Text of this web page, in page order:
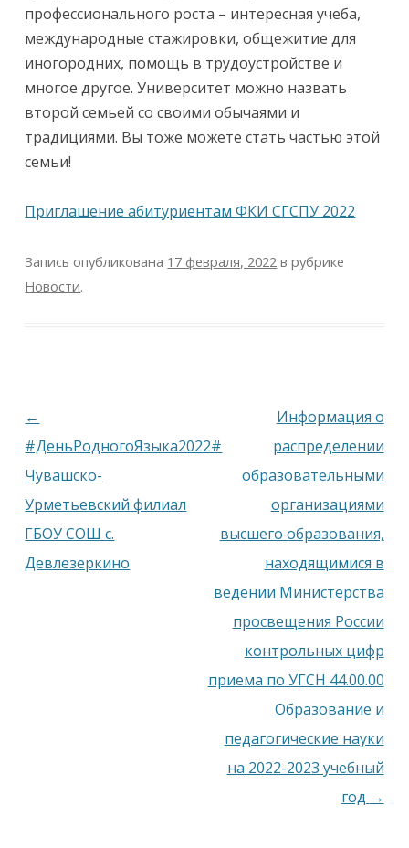
профессионального роста – интересная учеба,
международные стажировки, общежитие для
иногородних, помощь в трудоустройстве и
многое другое. Университет можно назвать
второй семьей со своими обычаями и
традициями. Вы тоже можете стать частью этой
семьи!
Приглашение абитуриентам ФКИ СГСПУ 2022
Запись опубликована 17 февраля, 2022 в рубрике
Новости.
Навигация
по
записям
←
#ДеньРодногоЯзыка2022#
Чувашско-
Урметьевский филиал
ГБОУ СОШ с.
Девлезеркино
Информация о
распределении
образовательными
организациями
высшего образования,
находящимися в
ведении Министерства
просвещения России
контрольных цифр
приема по УГСН 44.00.00
Образование и
педагогические науки
на 2022-2023 учебный
год →